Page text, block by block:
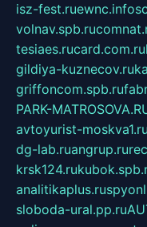
isz-fest.ruewnc.info
volnav.spb.ru
tesiaes.rucard.com.ru
gildiya-kuznecov.ru
griffoncom.spb.ru
PARK-
avtoyurist-moskva1.ru
dg-lab.ruangrup.ru
krsk124.ru
analitikaplus.ru
sloboda-ural.pp.ru